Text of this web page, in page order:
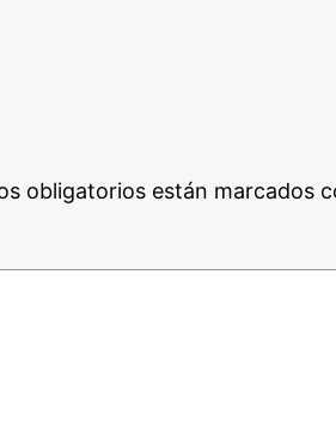
obligatorios están marcados